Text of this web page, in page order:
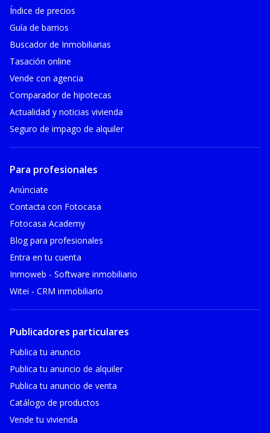
Índice de precios
Guía de barrios
Buscador de Inmobiliarias
Tasación online
Vende con agencia
Comparador de hipotecas
Actualidad y noticias vivienda
Seguro de impago de alquiler
Para profesionales
Anúnciate
Contacta con Fotocasa
Fotocasa Academy
Blog para profesionales
Entra en tu cuenta
Inmoweb - Software inmobiliario
Witei - CRM inmobiliario
Publicadores particulares
Publica tu anuncio
Publica tu anuncio de alquiler
Publica tu anuncio de venta
Catálogo de productos
Vende tu vivienda